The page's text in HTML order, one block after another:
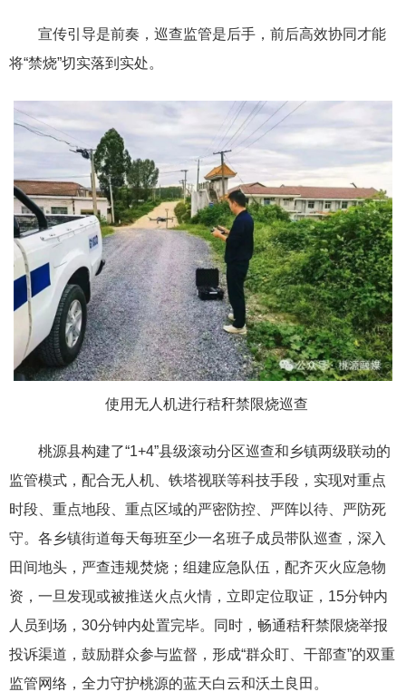
宣传引导是前奏，巡查监管是后手，前后高效协同才能
将“禁烧”切实落到实处。
使用无人机进行秸秆禁限烧巡查
桃源县构建了“1+4”县级滚动分区巡查和乡镇两级联动的
监管模式，配合无人机、铁塔视联等科技手段，实现对重点
时段、重点地段、重点区域的严密防控、严阵以待、严防死
守。各乡镇街道每天每班至少一名班子成员带队巡查，深入
田间地头，严查违规焚烧；组建应急队伍，配齐灭火应急物
资，一旦发现或被推送火点火情，立即定位取证，15分钟内
人员到场，30分钟内处置完毕。同时，畅通秸秆禁限烧举报
投诉渠道，鼓励群众参与监督，形成“群众盯、干部查”的双重
监管网络，全力守护桃源的蓝天白云和沃土良田。